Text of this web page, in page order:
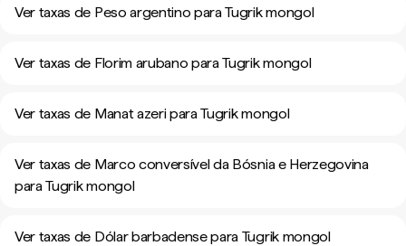
Ver taxas de Peso argentino para Tugrik mongol
Ver taxas de Florim arubano para Tugrik mongol
Ver taxas de Manat azeri para Tugrik mongol
Ver taxas de Marco conversível da Bósnia e Herzegovina
para Tugrik mongol
Ver taxas de Dólar barbadense para Tugrik mongol